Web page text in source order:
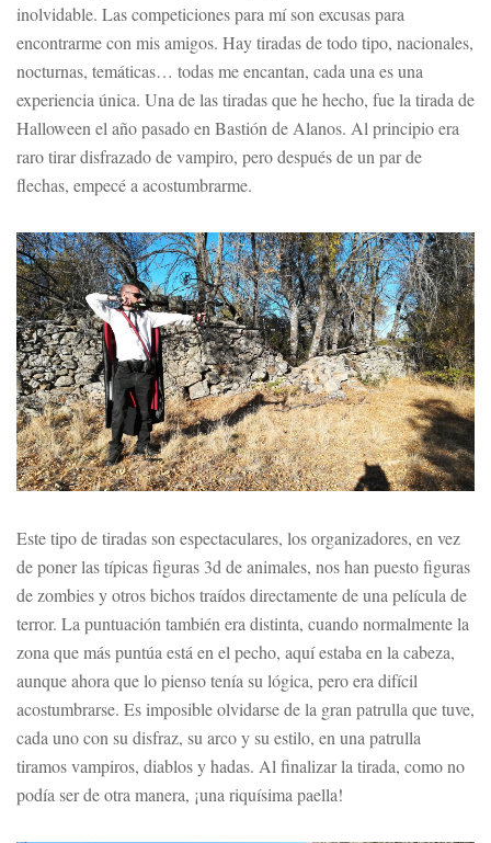
inolvidable. Las competiciones para mí son excusas para
encontrarme con mis amigos. Hay tiradas de todo tipo, nacionales,
nocturnas, temáticas… todas me encantan, cada una es una
experiencia única. Una de las tiradas que he hecho, fue la tirada de
Halloween el año pasado en Bastión de Alanos. Al principio era
raro tirar disfrazado de vampiro, pero después de un par de
flechas, empecé a acostumbrarme.
Este tipo de tiradas son espectaculares, los organizadores, en vez
de poner las típicas figuras 3d de animales, nos han puesto figuras
de zombies y otros bichos traídos directamente de una película de
terror. La puntuación también era distinta, cuando normalmente la
zona que más puntúa está en el pecho, aquí estaba en la cabeza,
aunque ahora que lo pienso tenía su lógica, pero era difícil
acostumbrarse. Es imposible olvidarse de la gran patrulla que tuve,
cada uno con su disfraz, su arco y su estilo, en una patrulla
tiramos vampiros, diablos y hadas. Al finalizar la tirada, como no
podía ser de otra manera, ¡una riquísima paella!